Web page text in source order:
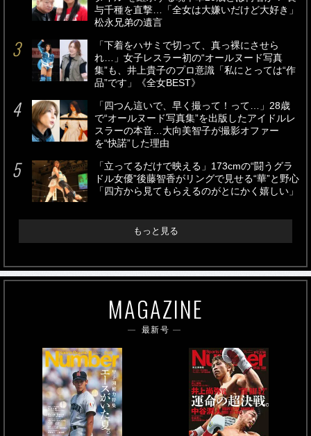
与千種を直撃…「全女は大嫌いだけど大好き」
松永兄弟の遺言
「下着をハサミで切って、真っ裸にさせら
れ…」女子レスラー初の“オールヌード写真
集”も、井上貴子のプロ意識「私にとっては“作
品”です」《全女BEST》
「四つん這いで、早く撮って！って…」28歳
で“オールヌード写真集”を出版したアイドルレ
スラーの本音…大向美智子が撮影オファー
を“快諾”した理由
「立ってるだけで映える」173cmの“闘うグラ
ドル女優”後藤智香がリングで見せる“華”と野心
「四方から見てもらえるのがとにかく嬉しい」
もっと見る
MAGAZINE
最新号